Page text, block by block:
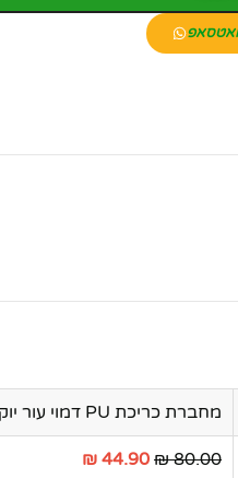
מחברת כריכת PU דמוי עור יוקרתי פתיחה עברית 104 דף מבית המותג גבעוני – כחול
80.00 ₪
44.90 ₪